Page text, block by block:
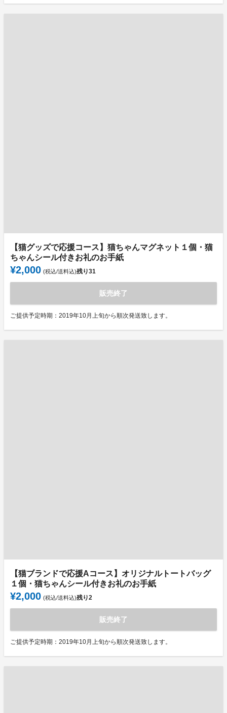
【猫グッズで応援コース】猫ちゃんマグネット１個・猫
ちゃんシール付きお礼のお手紙
¥2,000 (税込/送料込)残り31
販売終了
ご提供予定時期：2019年10月上旬から順次発送致します。
【猫ブランドで応援Aコース】オリジナルトートバッグ
１個・猫ちゃんシール付きお礼のお手紙
¥2,000 (税込/送料込)残り2
販売終了
ご提供予定時期：2019年10月上旬から順次発送致します。